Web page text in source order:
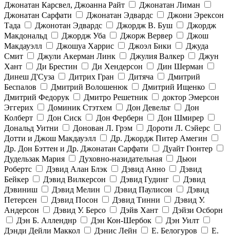
Джонатан Карсвел, Джоанна Райт
Джонатан Лиман
Джонатан Сарфати
Джонатан Эдвардс
Джони Эрексон
Тада
Джонотан Эдвардс Джордж В. Буш
Джордж
Макдональд
Джордж Уба Джорж Вервер
Джош
Макдауэлл
Джошуа Харрис Джоэл Бики
Джуда
Смит
Джули Акерман Линк Джулия Валкер
Джун
Хант
Ди Брестин Ди Хендерсон
Дин Шерман
Динеш Д'Суза
Дитрих Гран Дитяча
Дмитрий
Беспалов
Дмитрий Волошенюк
Дмитрий Ищенко
Дмитрий Федорук
Дмитро Решетник
доктор Эмерсон
Эггерих
Доминик Стэтхем Дон Девельт
Дон
Колберт
Дон Сиск Дон Ферберн
Дон Шмирер
Дональд Уитни
Донован Л. Грэм
Дороти Л. Сэйерс
Дотти и Джош Макдауэлл
Др. Джордж Питер Амегин
Др. Дон Бэттен и Др. Джонатан Сарфати
Дуайт Гюнтер
Дудельзак Мария
Духовно-назидательная
Дьюи
Робертс
Дэвид Алан Блэк Дэвид Анно
Дэвид
Бейкер
Дэвид Вилкерсон Дэвид Гудинг
Дэвид
Дэвиниш
Дэвид Мелин Дэвид Паулисон
Дэвид
Петерсен
Дэвид Посон Дэвид Тинни
Дэвид У.
Андерсон
Дэвид У. Берсо Дэйв Хант
Дэйзи Осборн
Дэн Б. Алленднр
Дэн Кон-Шербок
Дэн Уилт
Дэнди Дейли Маккол
Дэнис Лейн Е. Белогуров
Е.